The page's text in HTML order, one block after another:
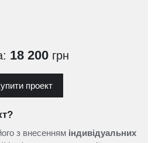
18 200 грн
проект
з внесенням індивідуальних